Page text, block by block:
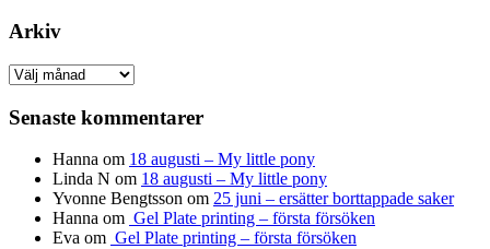
Arkiv
Arkiv
Senaste kommentarer
Hanna om 18 augusti – My little pony
Linda N om 18 augusti – My little pony
Yvonne Bengtsson om 25 juni – ersätter borttappade saker
Hanna om Gel Plate printing – första försöken
Eva om Gel Plate printing – första försöken